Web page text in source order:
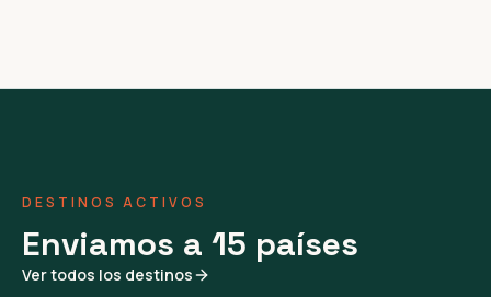
DESTINOS ACTIVOS
Enviamos a 15 países
Ver todos los destinos